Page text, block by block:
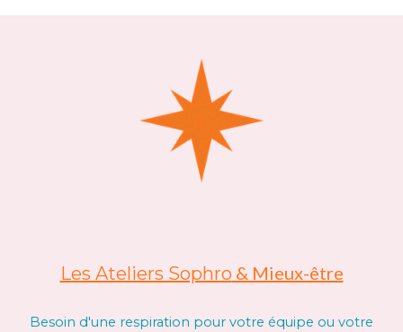
Les Ateliers Sophro & Mieux-être
Besoin d'une respiration pour votre équipe ou votre